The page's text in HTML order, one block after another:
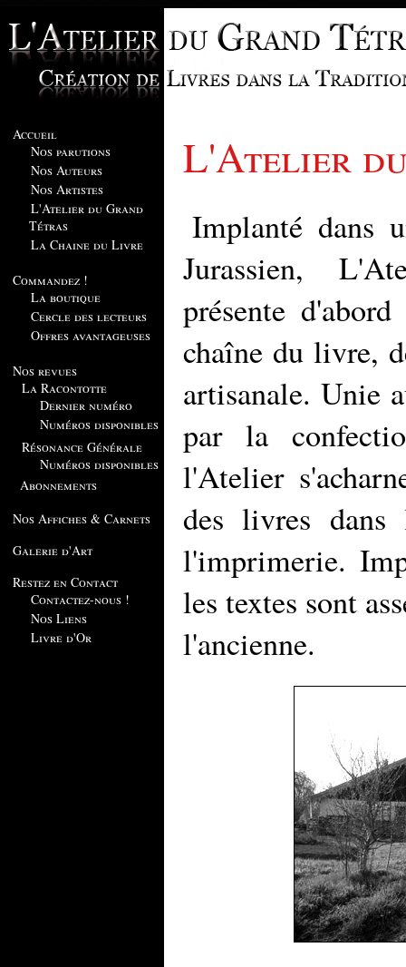
Accueil
Nos parutions
Nos Auteurs
Nos Artistes
L'Atelier du Grand
Tétras
La Chaine du Livre
Commandez !
La boutique
Cercle des lecteurs
Offres avantageuses
Nos revues
La Racontotte
Dernier numéro
Numéros disponibles
Résonance Générale
Numéros disponibles
Abonnements
Nos Affiches & Carnets
Galerie d'Art
Restez en Contact
Contactez-nous !
Nos Liens
Livre d'Or
L'Atelier
Implanté dans
Jurassien,
présente
chaîne du livre,
artisanale. Unie
par la
l'Atelier
des livres
l'imprimerie.
les textes sont
l'ancienne.